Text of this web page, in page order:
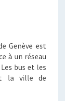
Genève est
à un réseau
bus et les
la ville de